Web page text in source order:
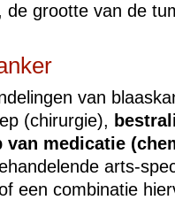
de grootte van de
van
(chirurgie),
van medicatie
arts-
een combinatie